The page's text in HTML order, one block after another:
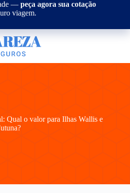
— peça agora sua cotação
viagem.
Qual o valor para Ilhas Wallis e